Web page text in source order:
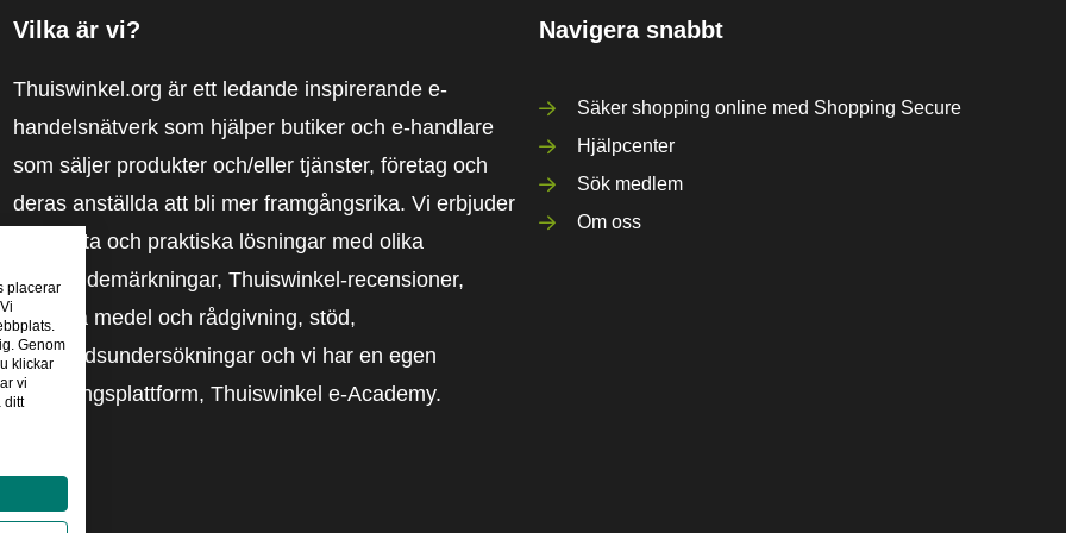
Vilka är vi?
Thuiswinkel.org är ett ledande inspirerande e-
handelsnätverk som hjälper butiker och e-handlare
som säljer produkter och/eller tjänster, företag och
deras anställda att bli mer framgångsrika. Vi erbjuder
relevanta och praktiska lösningar med olika
förtroendemärkningar, Thuiswinkel-recensioner,
rättsliga medel och rådgivning, stöd,
marknadsundersökningar och vi har en egen
utbildningsplattform, Thuiswinkel e-Academy.
Navigera snabbt
Säker shopping online med Shopping Secure
Hjälpcenter
Sök medlem
Om oss
placerar
Genom
klickar
vi
ditt